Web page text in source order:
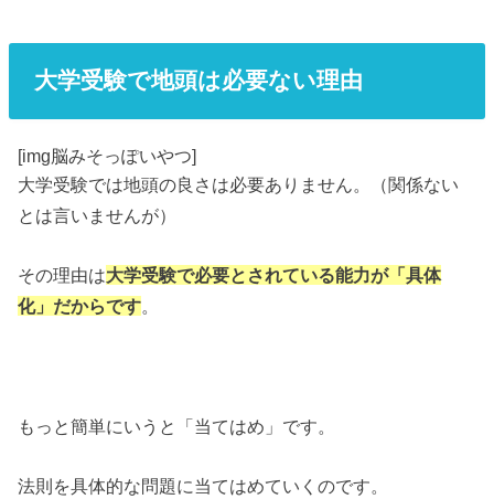
大学受験で地頭は必要ない理由
[img脳みそっぽいやつ]
大学受験では地頭の良さは必要ありません。（関係ない
とは言いませんが）
その理由は大学受験で必要とされている能力が「具体
化」だからです。
もっと簡単にいうと「当てはめ」です。
法則を具体的な問題に当てはめていくのです。